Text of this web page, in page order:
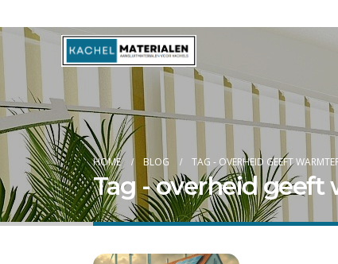
HOME BLOG TAG - OVERHEID GEEFT
Tag - overheid